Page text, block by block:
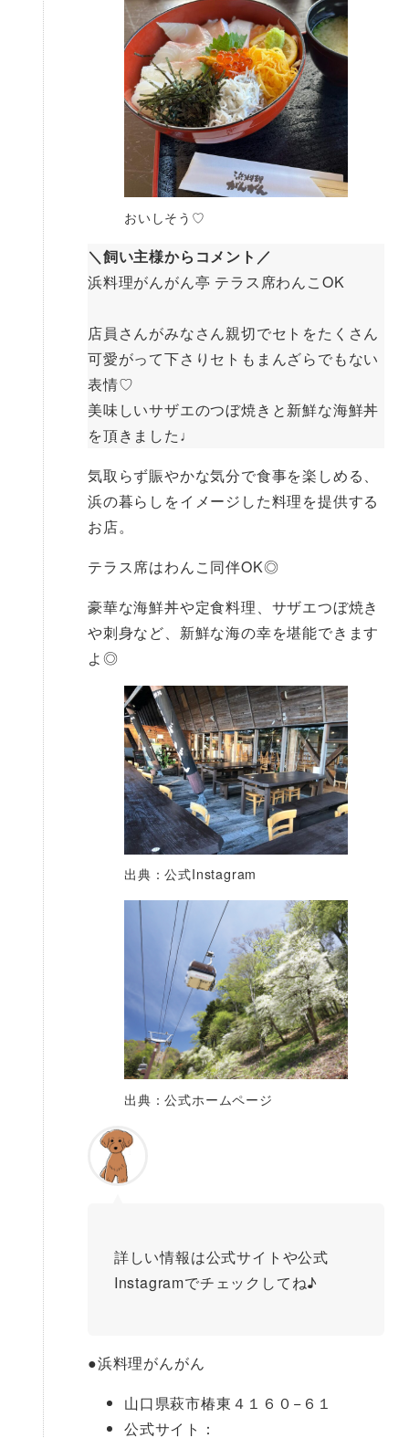
おいしそう♡
＼飼い主様からコメント／
浜料理がんがん亭 テラス席わんこOK
店員さんがみなさん親切でセトをたくさん
可愛がって下さりセトもまんざらでもない
表情♡
美味しいサザエのつぼ焼きと新鮮な海鮮丼
を頂きました♩
気取らず賑やかな気分で食事を楽しめる、
浜の暮らしをイメージした料理を提供する
お店。
テラス席はわんこ同伴OK◎
豪華な海鮮丼や定食料理、サザエつぼ焼き
や刺身など、新鮮な海の幸を堪能できます
よ◎
出典：公式Instagram
出典：公式ホームページ
詳しい情報は公式サイトや公式
Instagramでチェックしてね♪
●浜料理がんがん
山口県萩市椿東４１６０−６１
公式サイト：